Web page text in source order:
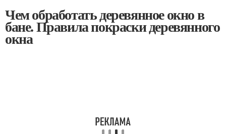
Чем обработать деревянное окно в
бане. Правила покраски деревянного
окна